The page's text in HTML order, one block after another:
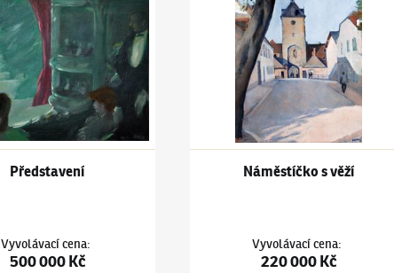
Představení
Vyvolávací cena:
500 000 Kč
Náměstíčko s věží
Vyvolávací cena:
220 000 Kč